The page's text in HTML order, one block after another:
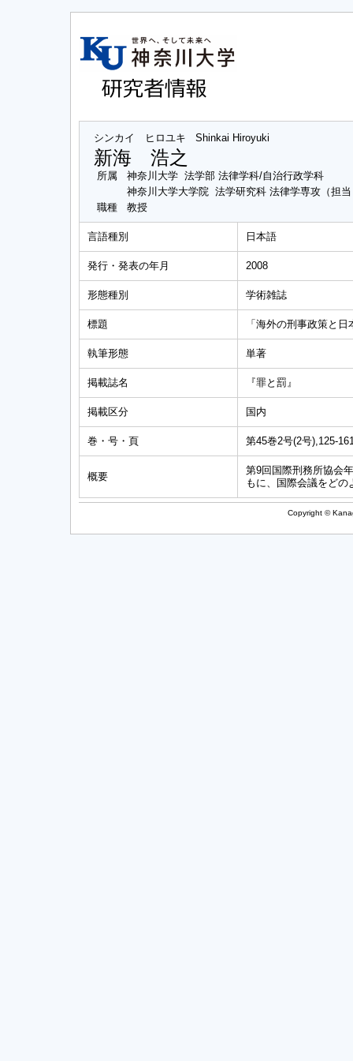
シンカイ ヒロユキ Shinkai Hiroyuki
新海 浩之
所属
神奈川大学 法学部 法律学科/自治行政学科
神奈川大学大学院 法学研究科 法律学専攻（担
職種
教授
言語種別 日本語
発行・発表の年月 2008
形態種別 学術雑誌
標題 「海外の刑事政策と日
執筆形態 単著
掲載誌名 『罪と罰』
掲載区分 国内
巻・号・頁 第45巻2号(2号),125-
概要
第9回国際刑務所協会
もに、国際会議をど
Copyright ©